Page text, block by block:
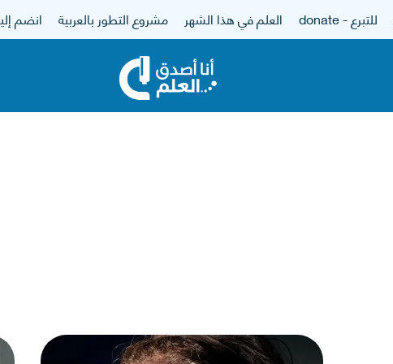
للتبرع - donate العلم في هذا الشهر مشروع التطور بالعربية انضم